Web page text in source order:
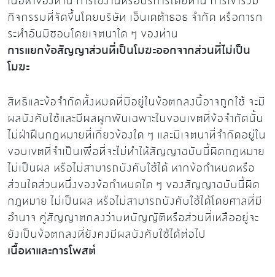
กิจกรรมที่จัดขึ้นโดยบริษัท เอ็นเดต้าธอธ จำกัด หรือการก
ระทำอันมิชอบโดยเจตนาใด ๆ ของท่าน
การแยกข้อสัญญาส่วนที่เป็นโมฆะออกจากส่วนที่ไม่เป็น
โมฆะ
สิทธิและข้อจำกัดทั้งหมดที่มีอยู่ในข้อตกลงนี้อาจถูกใช้ จะมี
ผลบังคับใช้และมีผลผูกพันเฉพาะในขอบเขตที่ข้อจำกัดนั้น
ไม่ฝ่าฝืนกฎหมายที่เกี่ยวข้องใด ๆ และมีเจตนาที่จำกัดอยู่ใน
ขอบเขตที่จำเป็นเพื่อที่จะไม่ทำให้สัญญาฉบับนี้ผิดกฎหมาย
ไม่เป็นผล หรือไม่สามารถบังคับใช้ได้ หากข้อกำหนดหรือ
ส่วนใดส่วนหนึ่งของข้อกำหนดใด ๆ ของสัญญาฉบับนี้ผิด
กฎหมาย ไม่เป็นผล หรือไม่สามารถบังคับใช้ได้โดยศาลที่มี
อำนาจ คู่สัญญาตกลงว่าบทบัญญัติหรือส่วนที่เหลืออยู่จะ
ยังเป็นข้อตกลงที่ยังคงมีผลบังคับใช้ได้ต่อไป
เนื้อหาและการโพสต์